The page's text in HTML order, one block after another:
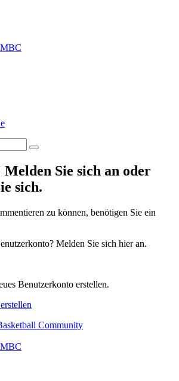
Sie sich an oder
sich.
zu können, benötigen Sie ein
Melden Sie sich hier an.
Benutzerkonto erstellen.
Community